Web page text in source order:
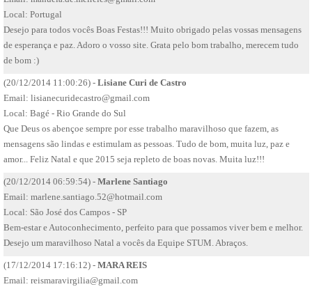
Local: Portugal
Desejo para todos vocês Boas Festas!!! Muito obrigado pelas vossas mensagens
de esperança e paz. Adoro o vosso site. Grata pelo bom trabalho, merecem tudo
de bom :)
(20/12/2014 11:00:26) - Lisiane Curi de Castro
Email: lisianecuridecastro@gmail.com
Local: Bagé - Rio Grande do Sul
Que Deus os abençoe sempre por esse trabalho maravilhoso que fazem, as
mensagens são lindas e estimulam as pessoas. Tudo de bom, muita luz, paz e
amor... Feliz Natal e que 2015 seja repleto de boas novas. Muita luz!!!
(20/12/2014 06:59:54) - Marlene Santiago
Email: marlene.santiago.52@hotmail.com
Local: São José dos Campos - SP
Bem-estar e Autoconhecimento, perfeito para que possamos viver bem e melhor.
Desejo um maravilhoso Natal a vocês da Equipe STUM. Abraços.
(17/12/2014 17:16:12) - MARA REIS
Email: reismaravirgilia@gmail.com